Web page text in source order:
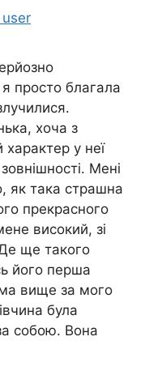
я просто благала
хоча з
у неї
Мені
як така страшна
прекрасного
високий, зі
ще такого
його перша
вище за мого
була
собою. Вона